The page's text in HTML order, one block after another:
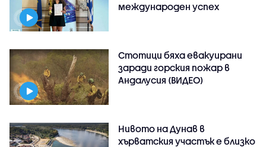
международен успех
Стотици бяха евакуирани
заради горския пожар в
Андалусия (ВИДЕО)
Нивото на Дунав в
хърватския участък е близко